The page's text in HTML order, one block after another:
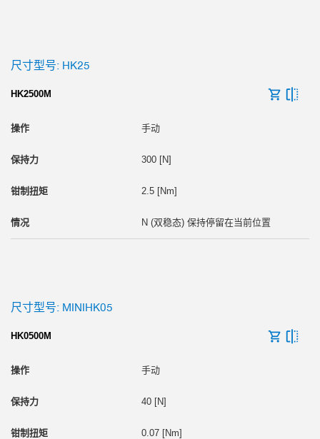
尺寸型号: HK25
HK2500M
手动
300 [N]
2.5 [Nm]
N (双稳态) 保持停留在当前位置
尺寸型号: MINIHK05
HK0500M
手动
40 [N]
0.07 [Nm]